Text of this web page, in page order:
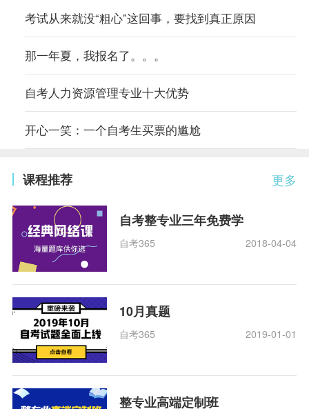
考试从来就没“粗心”这回事，要找到真正原因
那一年夏，我报名了。。。
自考人力资源管理专业十大优势
开心一笑：一个自考生买票的尴尬
更多
课程推荐
自考整专业三年免费学
自考365 2018-04-04
10月真题
自考365 2019-01-01
整专业高端定制班